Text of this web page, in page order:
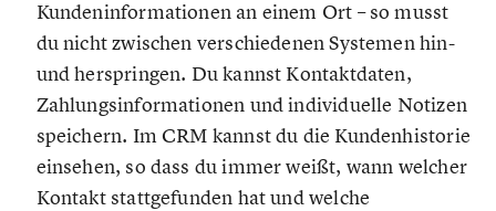
Kundeninformationen an einem Ort – so musst
du nicht zwischen verschiedenen Systemen hin-
und herspringen. Du kannst Kontaktdaten,
Zahlungsinformationen und individuelle Notizen
speichern. Im CRM kannst du die Kundenhistorie
einsehen, so dass du immer weißt, wann welcher
Kontakt stattgefunden hat und welche